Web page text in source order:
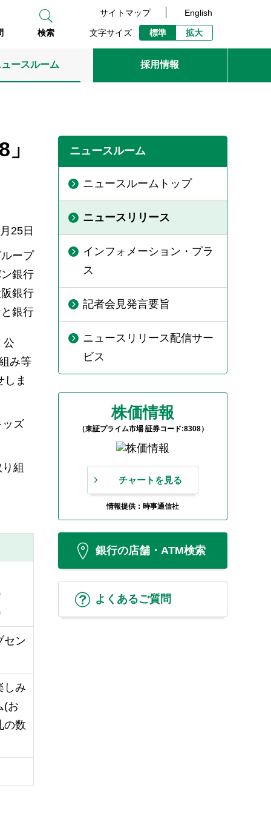
検索
サイトマップ English
文字サイズ 標準 拡大
ースルーム 採用情報
25日
ープ
銀行
銀行
銀行
公
み等
しま
ッズ
組
セン
しみ
(お
の数
ニュースルーム
ニュースルームトップ
ニュースリリース
インフォメーション・プラ
ス
記者会見発言要旨
ニュースリリース配信サー
ビス
株価情報
（東証プライム市場 証券コード:8308）
チャートを見る
情報提供：時事通信社
銀行の店舗・ATM検索
よくあるご質問